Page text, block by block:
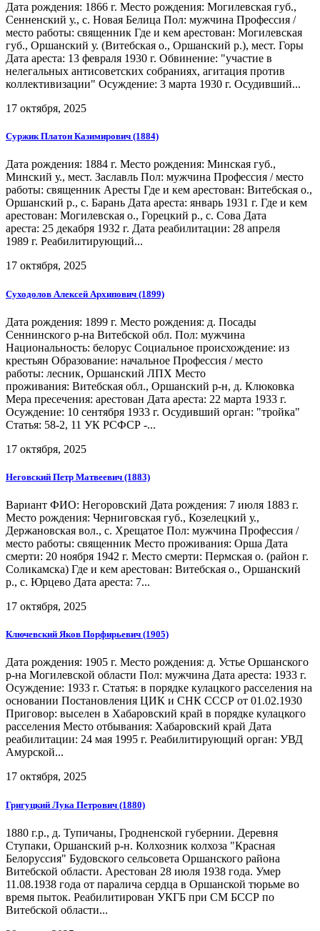
Дата рождения: 1866 г. Место рождения: Могилевская губ.,
Сенненский у., с. Новая Белица Пол: мужчина Профессия /
место работы: священник Где и кем арестован: Могилевская
губ., Оршанский у. (Витебская о., Оршанский р.), мест. Горы
Дата ареста: 13 февраля 1930 г. Обвинение: "участие в
нелегальных антисоветских собраниях, агитация против
коллективизации" Осуждение: 3 марта 1930 г. Осудивший...
17 октября, 2025
Суржик Платон Казимирович (1884)
Дата рождения: 1884 г. Место рождения: Минская губ.,
Минский у., мест. Заславль Пол: мужчина Профессия / место
работы: священник Аресты Где и кем арестован: Витебская о.,
Оршанский р., с. Барань Дата ареста: январь 1931 г. Где и кем
арестован: Могилевская о., Горецкий р., с. Сова Дата
ареста: 25 декабря 1932 г. Дата реабилитации: 28 апреля
1989 г. Реабилитирующий...
17 октября, 2025
Суходолов Алексей Архипович (1899)
Дата рождения: 1899 г. Место рождения: д. Посады
Сеннинского р-на Витебской обл. Пол: мужчина
Национальность: белорус Социальное происхождение: из
крестьян Образование: начальное Профессия / место
работы: лесник, Оршанский ЛПХ Место
проживания: Витебская обл., Оршанский р-н, д. Клюковка
Мера пресечения: арестован Дата ареста: 22 марта 1933 г.
Осуждение: 10 сентября 1933 г. Осудивший орган: "тройка"
Статья: 58-2, 11 УК РСФСР -...
17 октября, 2025
Неговский Петр Матвеевич (1883)
Вариант ФИО: Негоровский Дата рождения: 7 июля 1883 г.
Место рождения: Черниговская губ., Козелецкий у.,
Держановская вол., с. Хрещатое Пол: мужчина Профессия /
место работы: священник Место проживания: Орша Дата
смерти: 20 ноября 1942 г. Место смерти: Пермская о. (район г.
Соликамска) Где и кем арестован: Витебская о., Оршанский
р., с. Юрцево Дата ареста: 7...
17 октября, 2025
Ключевский Яков Порфирьевич (1905)
Дата рождения: 1905 г. Место рождения: д. Устье Оршанского
р-на Могилевской области Пол: мужчина Дата ареста: 1933 г.
Осуждение: 1933 г. Статья: в порядке кулацкого расселения на
основании Постановления ЦИК и СНК СССР от 01.02.1930
Приговор: выселен в Хабаровский край в порядке кулацкого
расселения Место отбывания: Хабаровский край Дата
реабилитации: 24 мая 1995 г. Реабилитирующий орган: УВД
Амурской...
17 октября, 2025
Григуцкий Лука Петрович (1880)
1880 г.р., д. Тупичаны, Гродненской губернии. Деревня
Ступаки, Оршанский р-н. Колхозник колхоза "Красная
Белоруссия" Будовского сельсовета Оршанского района
Витебской области. Арестован 28 июля 1938 года. Умер
11.08.1938 года от паралича сердца в Оршанской тюрьме во
время пыток. Реабилитирован УКГБ при СМ БССР по
Витебской области...